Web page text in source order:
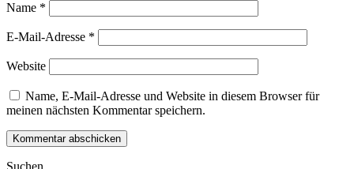
Name *
E-Mail-Adresse *
Website
Name, E-Mail-Adresse und Website in diesem Browser für
meinen nächsten Kommentar speichern.
Suchen